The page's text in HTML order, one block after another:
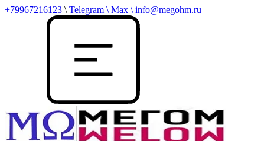
+79967216123 \ Telegram \ Max \ info@megohm.ru